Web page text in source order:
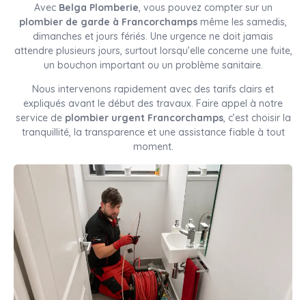
Avec Belga Plomberie, vous pouvez compter sur un
plombier de garde à Francorchamps même les samedis,
dimanches et jours fériés. Une urgence ne doit jamais
attendre plusieurs jours, surtout lorsqu’elle concerne une fuite,
un bouchon important ou un problème sanitaire.
Nous intervenons rapidement avec des tarifs clairs et
expliqués avant le début des travaux. Faire appel à notre
service de plombier urgent Francorchamps, c’est choisir la
tranquillité, la transparence et une assistance fiable à tout
moment.